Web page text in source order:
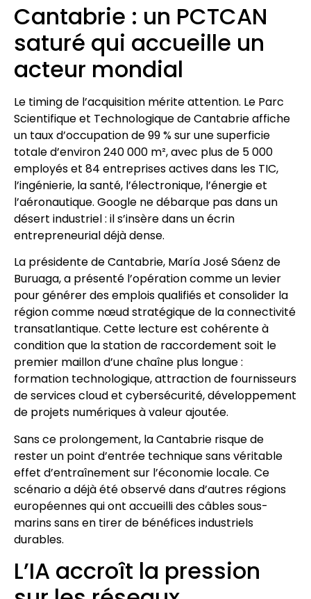
Cantabrie : un PCTCAN
saturé qui accueille un
acteur mondial
Le timing de l’acquisition mérite attention. Le Parc
Scientifique et Technologique de Cantabrie affiche
un taux d’occupation de 99 % sur une superficie
totale d’environ 240 000 m², avec plus de 5 000
employés et 84 entreprises actives dans les TIC,
l’ingénierie, la santé, l’électronique, l’énergie et
l’aéronautique. Google ne débarque pas dans un
désert industriel : il s’insère dans un écrin
entrepreneurial déjà dense.
La présidente de Cantabrie, María José Sáenz de
Buruaga, a présenté l’opération comme un levier
pour générer des emplois qualifiés et consolider la
région comme nœud stratégique de la connectivité
transatlantique. Cette lecture est cohérente à
condition que la station de raccordement soit le
premier maillon d’une chaîne plus longue :
formation technologique, attraction de fournisseurs
de services cloud et cybersécurité, développement
de projets numériques à valeur ajoutée.
Sans ce prolongement, la Cantabrie risque de
rester un point d’entrée technique sans véritable
effet d’entraînement sur l’économie locale. Ce
scénario a déjà été observé dans d’autres régions
européennes qui ont accueilli des câbles sous-
marins sans en tirer de bénéfices industriels
durables.
L’IA accroît la pression